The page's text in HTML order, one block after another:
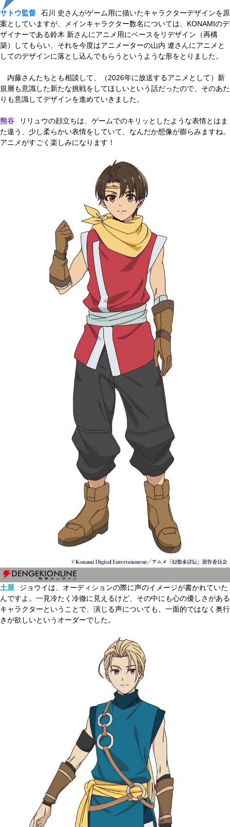
サトウ監督
石川 史さんがゲーム用に描いたキャラクターデザインを原
案としていますが、メインキャラクター数名については、KONAMIのデ
ザイナーである鈴木 新さんにアニメ用にベースをリデザイン（再構
築）してもらい、それを今度はアニメーターの山内 遼さんにアニメと
してのデザインに落とし込んでもらうというような形をとりました。
内藤さんたちとも相談して、（2026年に放送するアニメとして）新
規層も意識した新たな挑戦をしてほしいという話だったので、そのあた
りも意識してデザインを進めていきました。
熊谷
リリュウの顔立ちは、ゲームでのキリッとしたような表情とはま
た違う、少し柔らかい表情をしていて、なんだか想像が膨らみますね。
アニメがすごく楽しみになります！
土屋
ジョウイは、オーディションの際に声のイメージが書かれていた
んですよ。一見冷たく冷徹に見えるけど、その中にも心の優しさがある
キャラクターということで、演じる声についても、一面的ではなく奥行
きが欲しいというオーダーでした。